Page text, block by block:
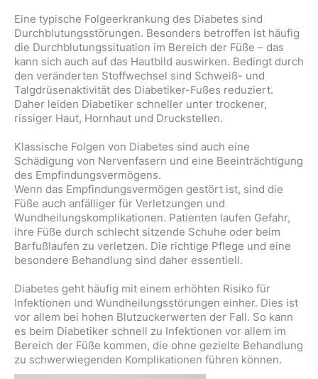
Eine typische Folgeerkrankung des Diabetes sind
Durchblutungsstörungen. Besonders betroffen ist häufig
die Durchblutungssituation im Bereich der Füße – das
kann sich auch auf das Hautbild auswirken. Bedingt durch
den veränderten Stoffwechsel sind Schweiß- und
Talgdrüsenaktivität des Diabetiker-Fußes reduziert.
Daher leiden Diabetiker schneller unter trockener,
rissiger Haut, Hornhaut und Druckstellen.
Klassische Folgen von Diabetes sind auch eine
Schädigung von Nervenfasern und eine Beeinträchtigung
des Empfindungsvermögens.
Wenn das Empfindungsvermögen gestört ist, sind die
Füße auch anfälliger für Verletzungen und
Wundheilungskomplikationen. Patienten laufen Gefahr,
ihre Füße durch schlecht sitzende Schuhe oder beim
Barfußlaufen zu verletzen. Die richtige Pflege und eine
besondere Behandlung sind daher essentiell.
Diabetes geht häufig mit einem erhöhten Risiko für
Infektionen und Wundheilungsstörungen einher. Dies ist
vor allem bei hohen Blutzuckerwerten der Fall. So kann
es beim Diabetiker schnell zu Infektionen vor allem im
Bereich der Füße kommen, die ohne gezielte Behandlung
zu schwerwiegenden Komplikationen führen können.